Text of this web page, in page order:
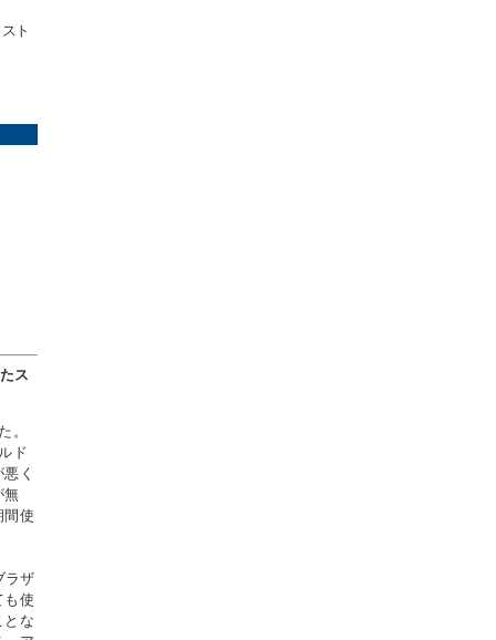
ト
ス
。
ド
く
無
間使
ラザ
も使
とな